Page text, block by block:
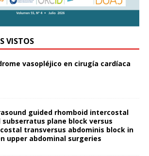
VISTOS
vasopléjico en cirugía cardíaca
guided rhomboid intercostal
subserratus plane block versus
transversus abdominis block in
upper abdominal surgeries